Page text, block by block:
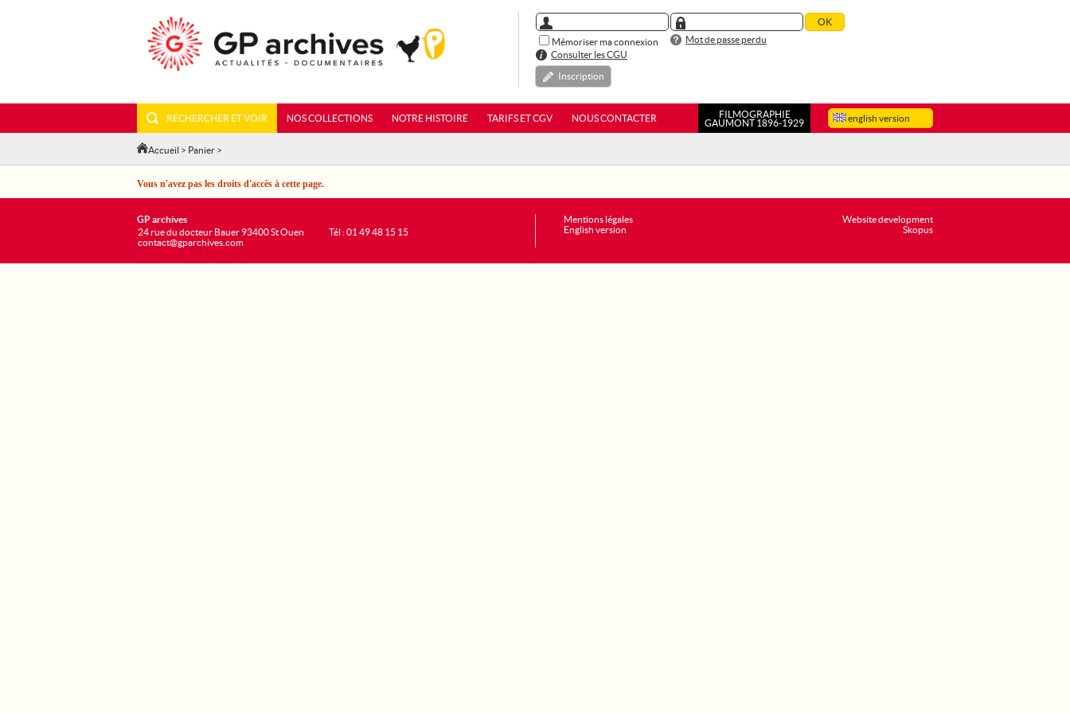
Mémoriser ma connexion
Mot de passe perdu
Consulter les CGU
Inscription
english version
RECHERCHER ET VOIR NOS COLLECTIONS NOTRE HISTOIRE TARIFS ET CGV NOUS CONTACTER
FILMOGRAPHIE
GAUMONT 1896-1929
Accueil > Panier >
Vous n'avez pas les droits d'accès à cette page.
Website development
Skopus
GP archives
24 rue du docteur Bauer 93400 St Ouen
contact@gparchives.com
Tél : 01 49 48 15 15
Mentions légales
English version